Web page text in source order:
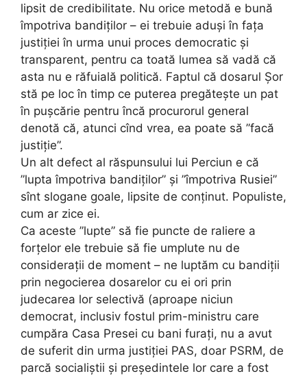
lipsit de credibilitate. Nu orice metodă e bună
împotriva bandiților – ei trebuie aduși în fața
justiției în urma unui proces democratic și
transparent, pentru ca toată lumea să vadă că
asta nu e răfuială politică. Faptul că dosarul Șor
stă pe loc în timp ce puterea pregătește un pat
în pușcărie pentru încă procurorul general
denotă că, atunci cînd vrea, ea poate să ”facă
justiție”.
Un alt defect al răspunsului lui Perciun e că
”lupta împotriva bandiților” și ”împotriva Rusiei”
sînt slogane goale, lipsite de conținut. Populiste,
cum ar zice ei.
Ca aceste ”lupte” să fie puncte de raliere a
forțelor ele trebuie să fie umplute nu de
considerații de moment – ne luptăm cu bandiții
prin negocierea dosarelor cu ei ori prin
judecarea lor selectivă (aproape niciun
democrat, inclusiv fostul prim-ministru care
cumpăra Casa Presei cu bani furați, nu a avut
de suferit din urma justiției PAS, doar PSRM, de
parcă socialiștii și președintele lor care a fost